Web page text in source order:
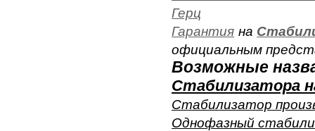
Герц
Гарантия на
официальным
Возможные
Стабилизатора
Стабилизатор
Однофазный